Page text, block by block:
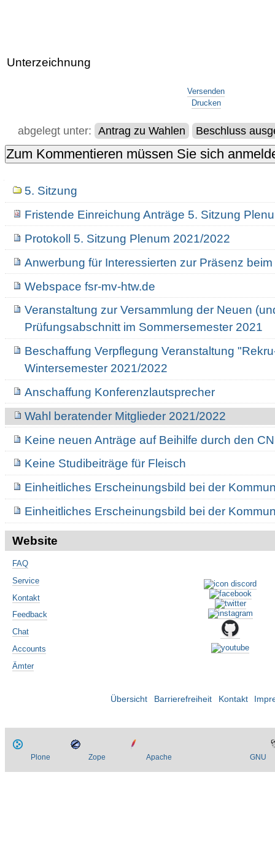
Unterzeichnung
Versenden
Drucken
abgelegt unter: Antrag zu Wahlen Beschluss
Navigation5. Sitzung
Fristende Einreichung Anträge 5. Sitzung
Protokoll 5. Sitzung Plenum 2021/2022
Anwerbung für Interessierten zur Präsenz
Webspace fsr-mv-htw.de
Veranstaltung zur Versammlung der Neuen
Prüfungsabschnitt im Sommersemester 2021
Beschaffung Verpflegung Veranstaltung
Wintersemester 2021/2022
Anschaffung Konferenzlautsprecher
Wahl beratender Mitglieder 2021/2022
Keine neuen Anträge auf Beihilfe durch den
Keine Studibeiträge für Fleisch
Einheitliches Erscheinungsbild bei der
Einheitliches Erscheinungsbild bei der
Website
FAQ
Service
Kontakt
Feedback
Chat
Accounts
Ämter
Übersicht Barrierefreiheit Kontakt
Plone Zope Apache GNU